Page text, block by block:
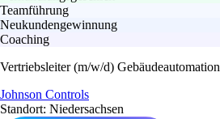
Teamführung
Neukundengewinnung
Coaching
Vertriebsleiter (m/w/d) Gebäudeautomation
Johnson Controls
Standort: Niedersachsen